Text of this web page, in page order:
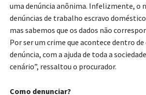
uma denúncia anônima. Infelizmente, o
denúncias de trabalho escravo
mas sabemos que os dados não
Por ser um crime que acontece dentro de
denúncia, com a ajuda de toda a
cenário”, ressaltou o procurador.
Como denunciar?